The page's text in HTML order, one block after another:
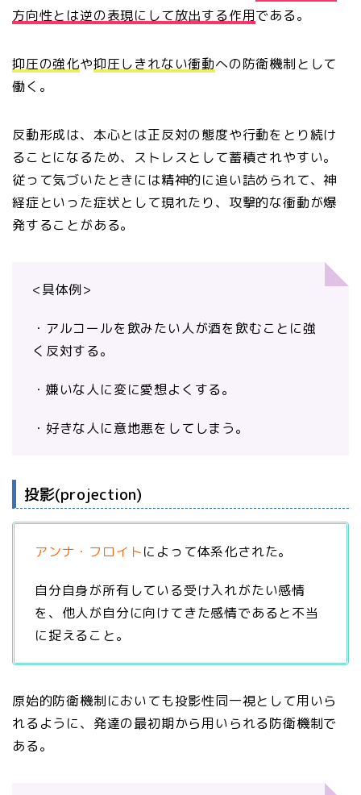
方向性とは逆の表現にして放出する作用である。
抑圧の強化や抑圧しきれない衝動への防衛機制として
働く。
反動形成は、本心とは正反対の態度や行動をとり続け
ることになるため、ストレスとして蓄積されやすい。
従って気づいたときには精神的に追い詰められて、神
経症といった症状として現れたり、攻撃的な衝動が爆
発することがある。
<具体例>
・アルコールを飲みたい人が酒を飲むことに強
く反対する。
・嫌いな人に変に愛想よくする。
・好きな人に意地悪をしてしまう。
投影(projection)
アンナ・フロイトによって体系化された。
自分自身が所有している受け入れがたい感情
を、他人が自分に向けてきた感情であると不当
に捉えること。
原始的防衛機制においても投影性同一視として用いら
れるように、発達の最初期から用いられる防衛機制で
ある。